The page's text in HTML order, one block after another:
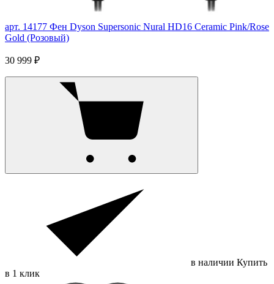
арт. 14177 Фен Dyson Supersonic Nural HD16 Ceramic Pink/Rose
Gold (Розовый)
30 999 ₽
в наличии Купить
в 1 клик